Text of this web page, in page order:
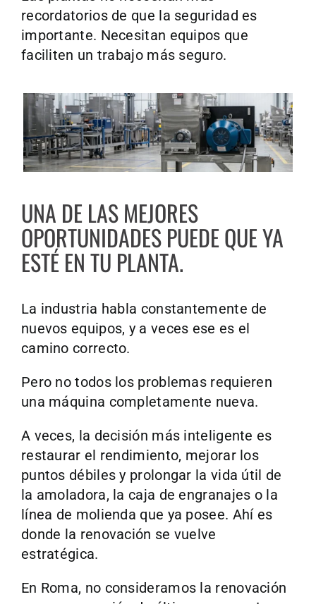
recordatorios de que la seguridad es
importante. Necesitan equipos que
faciliten un trabajo más seguro.
UNA DE LAS MEJORES
OPORTUNIDADES PUEDE QUE YA
ESTÉ EN TU PLANTA.
La industria habla constantemente de
nuevos equipos, y a veces ese es el
camino correcto.
Pero no todos los problemas requieren
una máquina completamente nueva.
A veces, la decisión más inteligente es
restaurar el rendimiento, mejorar los
puntos débiles y prolongar la vida útil de
la amoladora, la caja de engranajes o la
línea de molienda que ya posee. Ahí es
donde la renovación se vuelve
estratégica.
En Roma, no consideramos la renovación